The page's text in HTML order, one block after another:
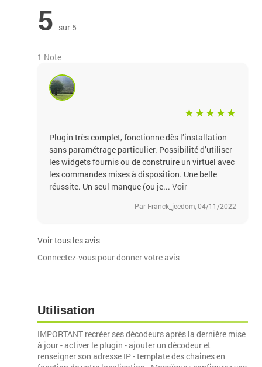
5 sur 5
1 Note
Plugin très complet, fonctionne dès l’installation
sans paramétrage particulier. Possibilité d’utiliser
les widgets fournis ou de construire un virtuel avec
les commandes mises à disposition. Une belle
réussite. Un seul manque (ou je...Voir
Par Franck_jeedom, 04/11/2022
Voir tous les avis
Connectez-vous pour donner votre avis
Utilisation
IMPORTANT recréer ses décodeurs après la dernière mise
à jour - activer le plugin - ajouter un décodeur et
renseigner son adresse IP - template des chaines en